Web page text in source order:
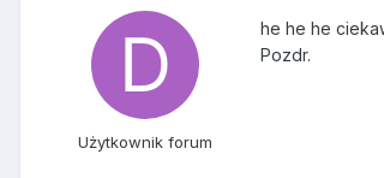
Użytkownik forum
he he he
Pozdr.